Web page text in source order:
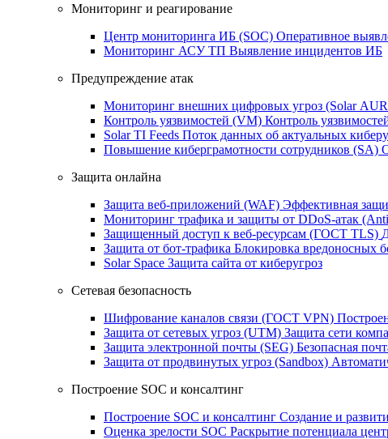
Мониторинг и реагирование
Центр мониторинга ИБ (SOC) Оперативное
Мониторинг АСУ ТП Выявление инцидентов ИБ
Предупреждение атак
Мониторинг внешних цифровых угроз (Solar
Контроль уязвимостей (VM) Контроль
Solar TI Feeds Поток данных об актуальных
Повышение киберграмотности сотрудников (SA)
Защита онлайна
Защита веб-приложений (WAF) Эффективная
Мониторинг трафика и защиты от DDoS‑атак
Защищенный доступ к веб-ресурсам (ГОСТ TLS)
Защита от бот‑трафика Блокировка вредоносных
Solar Space Защита сайта от киберугроз
Сетевая безопасность
Шифрование каналов связи (ГОСТ VPN)
Защита от сетевых угроз (UTM) Защита сети
Защита электронной почты (SEG) Безопасная
Защита от продвинутых угроз (Sandbox)
Построение SOC и консалтинг
Построение SOC и консалтинг Создание и
Оценка зрелости SOC Раскрытие потенциала